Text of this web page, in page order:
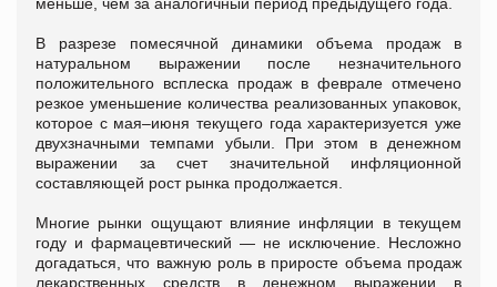
В разрезе помесячной динамики объема продаж в
натуральном выражении после незначительного
положительного всплеска продаж в феврале отмечено
резкое уменьшение количества реализованных упаковок,
которое с мая–июня текущего года характеризуется уже
двухзначными темпами убыли. При этом в денежном
выражении за счет значительной инфляционной
составляющей рост рынка продолжается.
Многие рынки ощущают влияние инфляции в текущем
году и фармацевтический — не исключение. Несложно
догадаться, что важную роль в приросте объема продаж
лекарственных средств в денежном выражении в